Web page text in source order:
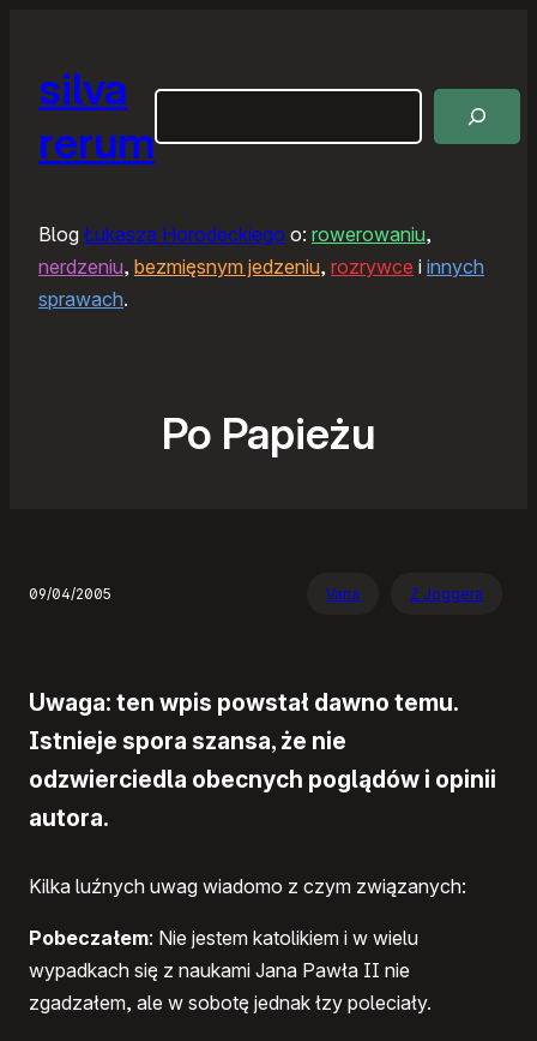
silva
rerum
Blog Łukasza Horodeckiego o: rowerowaniu,
nerdzeniu, bezmięsnym jedzeniu, rozrywce i innych
sprawach.
Po Papieżu
09/04/2005 Varia Z Joggera
Uwaga: ten wpis powstał dawno temu.
Istnieje spora szansa, że nie
odzwierciedla obecnych poglądów i opinii
autora.
Kilka luźnych uwag wiadomo z czym związanych:
Pobeczałem: Nie jestem katolikiem i w wielu
wypadkach się z naukami Jana Pawła II nie
zgadzałem, ale w sobotę jednak łzy poleciały.